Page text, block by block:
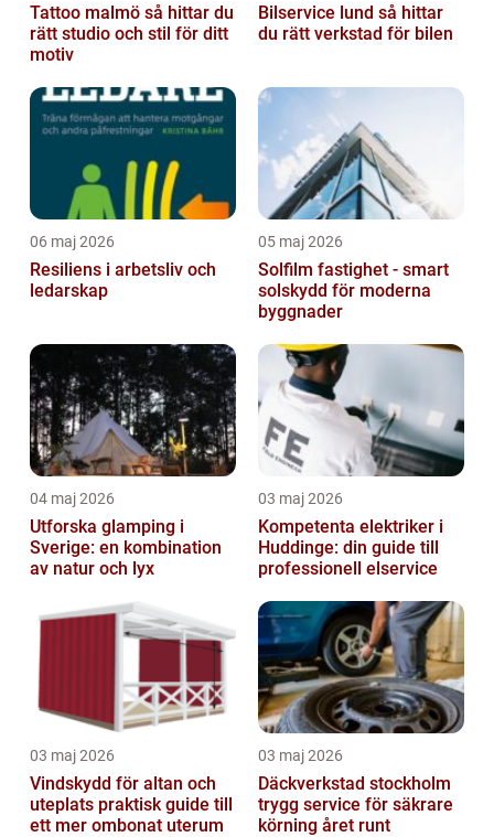
Tattoo malmö så hittar du
rätt studio och stil för ditt
motiv
Bilservice lund så hittar
du rätt verkstad för bilen
06 maj 2026
Resiliens i arbetsliv och
ledarskap
05 maj 2026
Solfilm fastighet - smart
solskydd för moderna
byggnader
04 maj 2026
Utforska glamping i
Sverige: en kombination
av natur och lyx
03 maj 2026
Kompetenta elektriker i
Huddinge: din guide till
professionell elservice
03 maj 2026
Vindskydd för altan och
uteplats praktisk guide till
ett mer ombonat uterum
03 maj 2026
Däckverkstad stockholm
trygg service för säkrare
körning året runt